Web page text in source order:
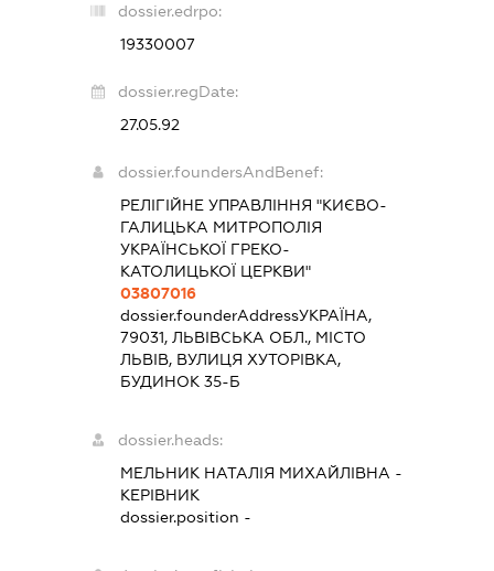
dossier.edrpo:
19330007
dossier.regDate:
27.05.92
dossier.foundersAndBenef:
РЕЛІГІЙНЕ УПРАВЛІННЯ "КИЄВО-
ГАЛИЦЬКА МИТРОПОЛІЯ
УКРАЇНСЬКОЇ ГРЕКО-
КАТОЛИЦЬКОЇ ЦЕРКВИ"
03807016
dossier.founderAddressУКРАЇНА,
79031, ЛЬВІВСЬКА ОБЛ., МІСТО
ЛЬВІВ, ВУЛИЦЯ ХУТОРІВКА,
БУДИНОК 35-Б
dossier.heads:
МЕЛЬНИК НАТАЛІЯ МИХАЙЛІВНА -
КЕРІВНИК
dossier.position -